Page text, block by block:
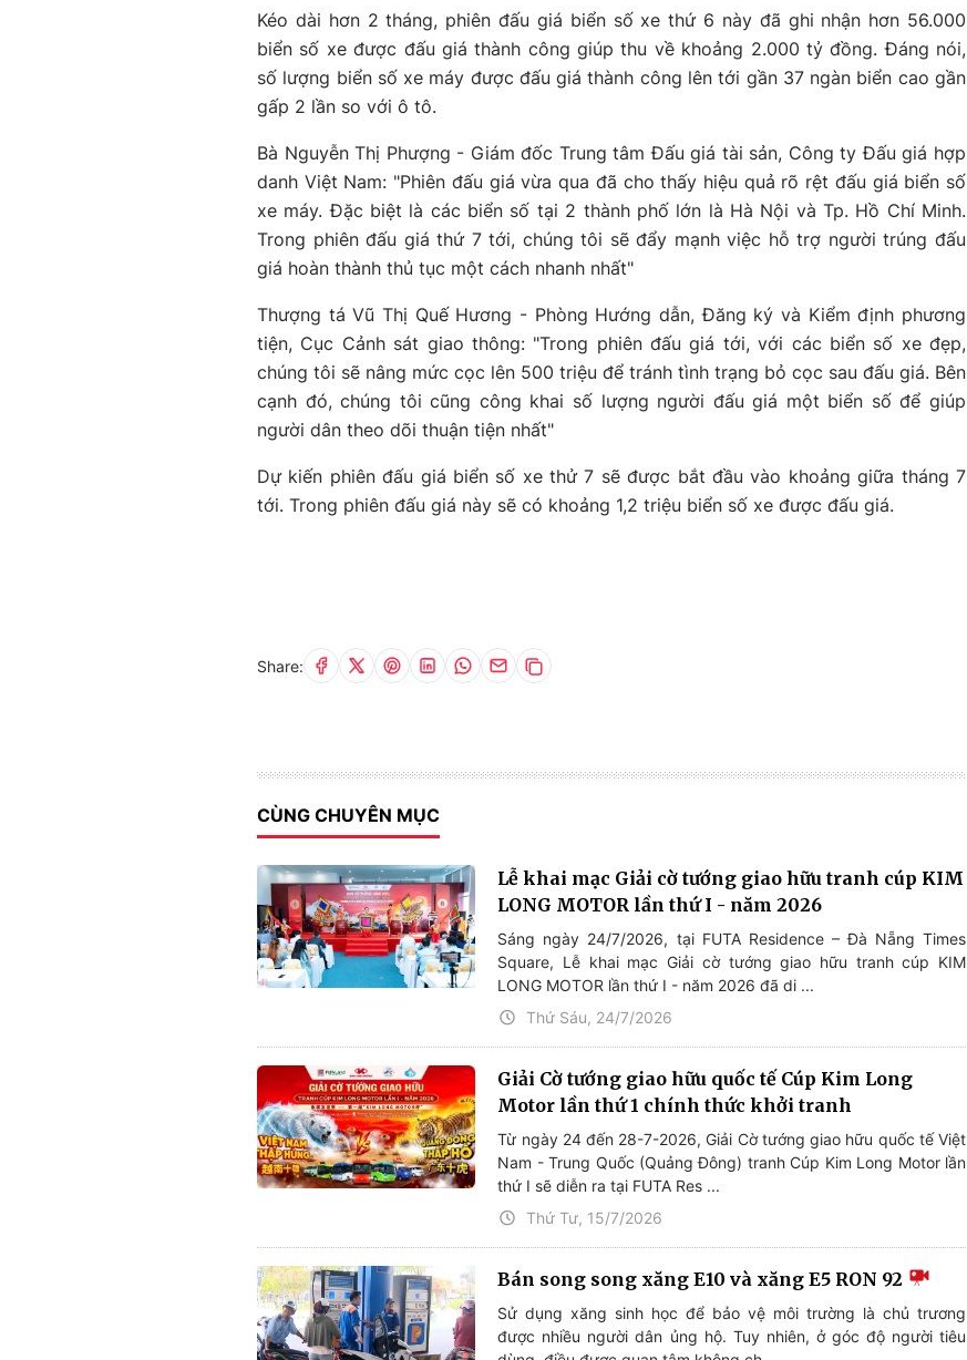
Kéo dài hơn 2 tháng, phiên đấu giá biển số xe thứ 6 này đã ghi nhận hơn 56.000
biển số xe được đấu giá thành công giúp thu về khoảng 2.000 tỷ đồng. Đáng nói,
số lượng biển số xe máy được đấu giá thành công lên tới gần 37 ngàn biển cao gần
gấp 2 lần so với ô tô.
Bà Nguyễn Thị Phượng - Giám đốc Trung tâm Đấu giá tài sản, Công ty Đấu giá hợp
danh Việt Nam: "Phiên đấu giá vừa qua đã cho thấy hiệu quả rõ rệt đấu giá biển số
xe máy. Đặc biệt là các biển số tại 2 thành phố lớn là Hà Nội và Tp. Hồ Chí Minh.
Trong phiên đấu giá thứ 7 tới, chúng tôi sẽ đẩy mạnh việc hỗ trợ người trúng đấu
giá hoàn thành thủ tục một cách nhanh nhất"
Thượng tá Vũ Thị Quế Hương - Phòng Hướng dẫn, Đăng ký và Kiểm định phương
tiện, Cục Cảnh sát giao thông: "Trong phiên đấu giá tới, với các biển số xe đẹp,
chúng tôi sẽ nâng mức cọc lên 500 triệu để tránh tình trạng bỏ cọc sau đấu giá. Bên
cạnh đó, chúng tôi cũng công khai số lượng người đấu giá một biển số để giúp
người dân theo dõi thuận tiện nhất"
Dự kiến phiên đấu giá biển số xe thử 7 sẽ được bắt đầu vào khoảng giữa tháng 7
tới. Trong phiên đấu giá này sẽ có khoảng 1,2 triệu biển số xe được đấu giá.
Share:
CÙNG CHUYÊN MỤC
Lễ khai mạc Giải cờ tướng giao hữu tranh cúp KIM
LONG MOTOR lần thứ I - năm 2026
Sáng ngày 24/7/2026, tại FUTA Residence – Đà Nẵng Times
Square, Lễ khai mạc Giải cờ tướng giao hữu tranh cúp KIM
LONG MOTOR lần thứ I - năm 2026 đã di ...
Thứ Sáu, 24/7/2026
Giải Cờ tướng giao hữu quốc tế Cúp Kim Long
Motor lần thứ 1 chính thức khởi tranh
Từ ngày 24 đến 28-7-2026, Giải Cờ tướng giao hữu quốc tế Việt
Nam - Trung Quốc (Quảng Đông) tranh Cúp Kim Long Motor lần
thứ I sẽ diễn ra tại FUTA Res ...
Thứ Tư, 15/7/2026
Bán song song xăng E10 và xăng E5 RON 92
Sử dụng xăng sinh học để bảo vệ môi trường là chủ trương
được nhiều người dân ủng hộ. Tuy nhiên, ở góc độ người tiêu